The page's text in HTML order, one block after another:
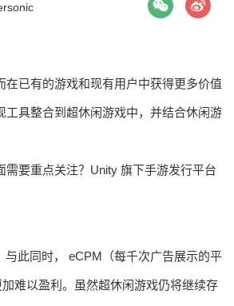
已有的游戏和现有用户中获得更多价值
具整合到超休闲游戏中，并结合休闲游
要重点关注？Unity 旗下手游发行平台
此同时， eCPM（每千次广告展示的平
难以盈利。虽然超休闲游戏仍将继续存